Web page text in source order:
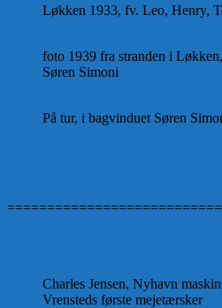
Løkken 1933, fv. Leo, Henry,
foto 1939 fra stranden i
Søren Simoni
På tur, i bagvinduet Søren
Charles Jensen, Nyhavn
Vrensteds første mejetærsker